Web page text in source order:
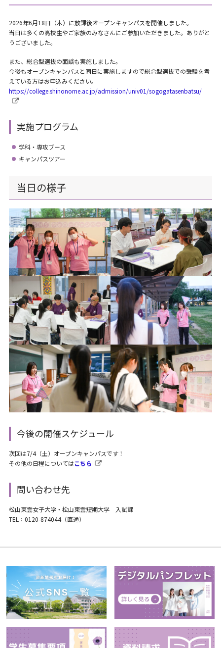
2026年6月18日（木）に放課後オープンキャンパスを開催しました。
当日は多くの高校生やご家族のみなさんにご参加いただきました。ありがと
うございました。
また、総合型選抜の面談も実施しました。
今後もオープンキャンパスと同日に実施しますので総合型選抜での受験を考
えている方はお申込みください。
https://college.shinonome.ac.jp/admission/univ01/sogogatasenbatsu/
実施プログラム
学科・専攻ブース
キャンパスツアー
当日の様子
今後の開催スケジュール
次回は7/4（土）オープンキャンパスです！
その他の日程についてはこちら
問い合わせ先
松山東雲女子大学・松山東雲短期大学 入試課
TEL：0120-874044（直通）